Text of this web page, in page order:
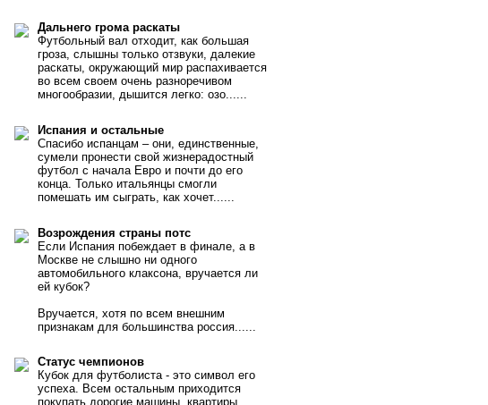
Дальнего грома раскаты
Футбольный вал отходит, как большая
гроза, слышны только отзвуки, далекие
раскаты, окружающий мир распахивается
во всем своем очень разноречивом
многообразии, дышится легко: озо......
Испания и остальные
Спасибо испанцам – они, единственные,
сумели пронести свой жизнерадостный
футбол с начала Евро и почти до его
конца. Только итальянцы смогли
помешать им сыграть, как хочет......
Возрождения страны потс
Если Испания побеждает в финале, а в
Москве не слышно ни одного
автомобильного клаксона, вручается ли
ей кубок?
Вручается, хотя по всем внешним
признакам для большинства россия......
Статус чемпионов
Кубок для футболиста - это символ его
успеха. Всем остальным приходится
покупать дорогие машины, квартиры,